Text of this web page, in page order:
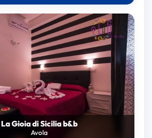
La Gioia di Sicilia b&b
Avola